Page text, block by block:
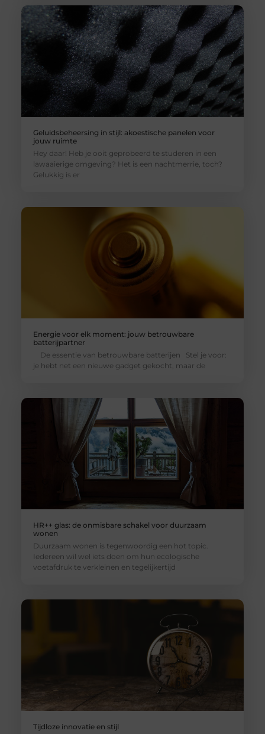
Geluidsbeheersing in stijl: akoestische panelen voor
jouw ruimte
Hey daar! Heb je ooit geprobeerd te studeren in een
lawaaierige omgeving? Het is een nachtmerrie, toch?
Gelukkig is er
Energie voor elk moment: jouw betrouwbare
batterijpartner
De essentie van betrouwbare batterijen Stel je voor:
je hebt net een nieuwe gadget gekocht, maar de
HR++ glas: de onmisbare schakel voor duurzaam
wonen
Duurzaam wonen is tegenwoordig een hot topic.
Iedereen wil wel iets doen om hun ecologische
voetafdruk te verkleinen en tegelijkertijd
Tijdloze innovatie en stijl